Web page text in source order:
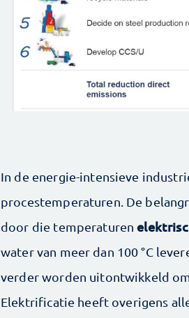
In de energie-intensieve
procestemperaturen. De
door die temperaturen
water van meer dan 100 °C
verder worden uitontwikkeld
Elektrificatie heeft overigens